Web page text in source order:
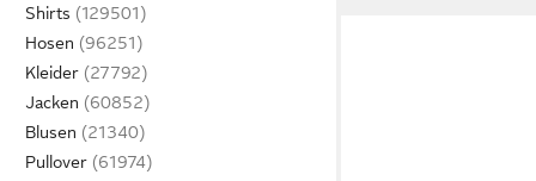
Shirts
Hosen
Kleider
Jacken
Blusen
Pullover